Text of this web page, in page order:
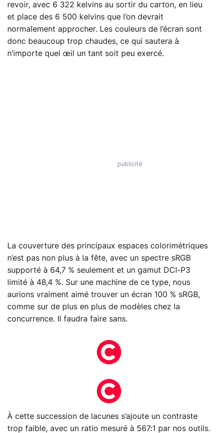
revoir, avec 6 322 kelvins au sortir du carton, en lieu
et place des 6 500 kelvins que l’on devrait
normalement approcher. Les couleurs de l’écran sont
donc beaucoup trop chaudes, ce qui sautera à
n’importe quel œil un tant soit peu exercé.
La couverture des principaux espaces colorimétriques
n’est pas non plus à la fête, avec un spectre sRGB
supporté à 64,7 % seulement et un gamut DCI-P3
limité à 48,4 %. Sur une machine de ce type, nous
aurions vraiment aimé trouver un écran 100 % sRGB,
comme sur de plus en plus de modèles chez la
concurrence. Il faudra faire sans.
À cette succession de lacunes s’ajoute un contraste
trop faible, avec un ratio mesuré à 567:1 par nos outils.